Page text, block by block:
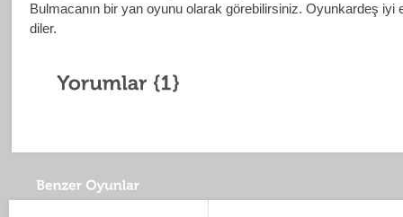
Bulmacanın bir yan oyunu olarak görebilirsiniz. Oyunkardeş iyi
diler.